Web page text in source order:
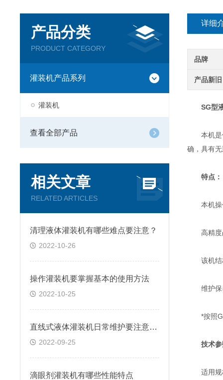
详细
品牌
产品新旧
SG型
本机是传
确，具有
特点：
本机操
高精度
该机结
维护保
*按照
技术
适用规
产品分类
PRODUCT CATEGORY
灌装机产品系列
灌装机
查看全部产品
相关文章
RELATED ARTICLES
清理液体灌装机有哪些难点要注意？
2022-10-26
操作灌装机要掌握基本的使用方法
2022-10-25
直线式液体灌装机日常维护要注意哪些事项
2022-09-25
滴眼剂灌装机有哪些性能特点